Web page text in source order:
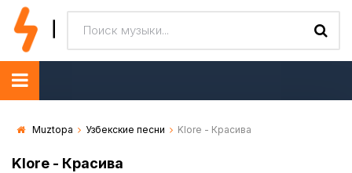
Muztopa Узбекские песни Klore - Красива
Klore - Красива